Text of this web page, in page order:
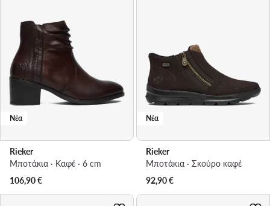
Νέα
Rieker
Μποτάκια · Καφέ · 6 cm
106,90€
Νέα
Rieker
Μποτάκια · Σκούρο καφέ
92,90€